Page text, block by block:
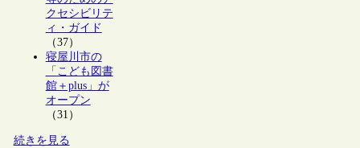
クセシビリテ
ィ・ガイド
（37）
寝屋川市の
「こども図書
館＋plus」が
オープン
（31）
続きを見る